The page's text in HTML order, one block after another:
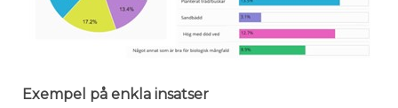
Exempel på enkla insatser